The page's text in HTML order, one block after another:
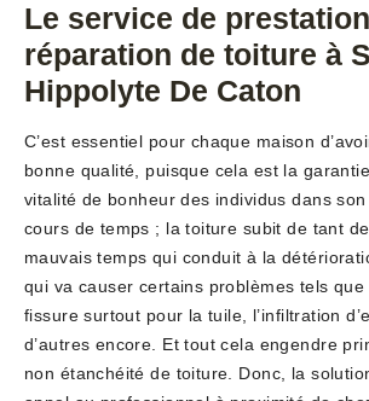
Le service de
réparation de toiture à
Hippolyte De Caton
C’est essentiel pour chaque maison
bonne qualité, puisque cela est la
vitalité de bonheur des individus dans
cours de temps ; la toiture subit de tant
mauvais temps qui conduit à la
qui va causer certains problèmes tels
fissure surtout pour la tuile, l’infiltration
d’autres encore. Et tout cela engendre
non étanchéité de toiture. Donc, la